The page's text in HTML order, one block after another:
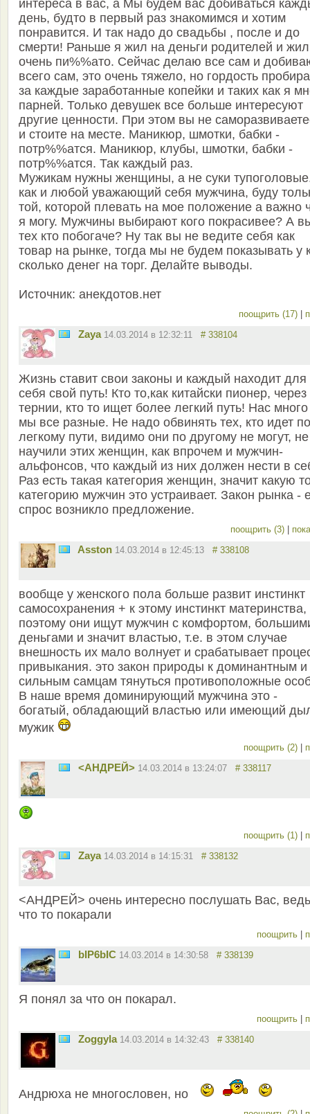
интереса в вас, а Мы будем вас добиваться
день, будто в первый раз знакомимся и хотим
понравится. И так надо до свадьбы , после и до
смерти! Раньше я жил на деньги родителей и жил
очень пи%%ато. Сейчас делаю все сам и
всего сам, это очень тяжело, но гордость
за каждые заработанные копейки и таких как я
парней. Только девушек все больше интересуют
другие ценности. При этом вы не
и стоите на месте. Маникюр, шмотки, бабки -
потр%%атся. Маникюр, клубы, шмотки, бабки -
потр%%атся. Так каждый раз.
Мужикам нужны женщины, а не суки
как и любой уважающий себя мужчина, буду
той, которой плевать на мое положение а важно
я могу. Мужчины выбирают кого покрасивее? А
тех кто побогаче? Ну так вы не ведите себя как
товар на рынке, тогда мы не будем показывать у
сколько денег на торг. Делайте выводы.
Источник: анекдотов.нет
поощрить (17)
Zaya 14.03.2014 в 12:32:11 # 338104
Жизнь ставит свои законы и каждый находит для
себя свой путь! Кто то,как китайски пионер, через
тернии, кто то ищет более легкий путь! Нас
мы все разные. Не надо обвинять тех, кто идет по
легкому пути, видимо они по другому не могут, не
научили этих женщин, как впрочем и мужчин-
альфонсов, что каждый из них должен нести в
Раз есть такая категория женщин, значит какую
категорию мужчин это устраивает. Закон рынка -
спрос возникло предложение.
поощрить (3)
Asston 14.03.2014 в 12:45:13 # 338108
вообще у женского пола больше развит инстинкт
самосохранения + к этому инстинкт материнства,
поэтому они ищут мужчин с комфортом,
деньгами и значит властью, т.е. в этом случае
внешность их мало волнует и срабатывает
привыкания. это закон природы к доминантным и
сильным самцам тянуться противоположные
В наше время доминирующий мужчина это -
богатый, обладающий властью или имеющий
мужик
поощрить (2)
<АНДРЕЙ> 14.03.2014 в 13:24:07 # 338117
поощрить (1)
Zaya 14.03.2014 в 14:15:31 # 338132
<АНДРЕЙ> очень интересно послушать Вас,
что то покарали
поощрить
bIP6bIC 14.03.2014 в 14:30:58 # 338139
Я понял за что он покарал.
поощрить
Zoggyla 14.03.2014 в 14:32:43 # 338140
Андрюха не многословен, но